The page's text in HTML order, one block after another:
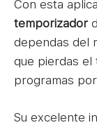
Con esta
temporizador
dependas del
que pierdas el
programas
Su excelente